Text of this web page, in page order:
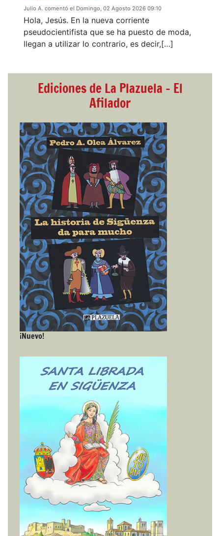
Julio A. comentó el Domingo, 02 Agosto 2026 09:10
Hola, Jesús. En la nueva corriente
pseudocientifista que se ha puesto de moda,
llegan a utilizar lo contrario, es decir,[…]
Ediciones de La Plazuela - El
Afilador
¡Nuevo!